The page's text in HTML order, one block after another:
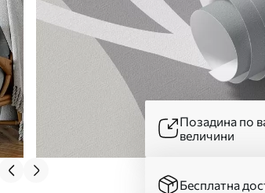
Позадина по
величини
Бесплатна